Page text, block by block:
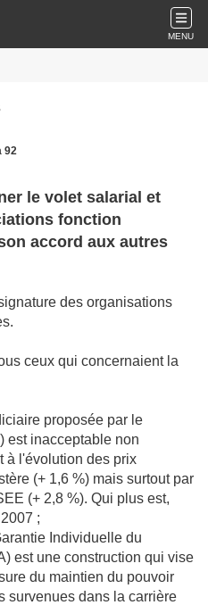
MENU
92
le volet salarial et
fonction
accord aux autres
des organisations
ceux qui concernaient la
proposée par le
est inacceptable non
à l'évolution des prix
(+ 1,6 %) mais surtout par
(+ 2,8 %). Qui plus est,
;
Individuelle du
est une construction qui vise
du maintien du pouvoir
survenues dans la carrière